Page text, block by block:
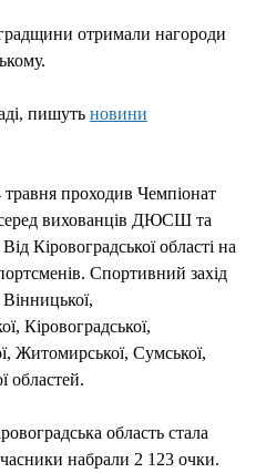
отримали нагороди
пишуть новини
проходив Чемпіонат
серед вихованців ДЮСШ та
Кіровоградської області на
Спортивний захід
Кіровоградської,
Житомирської, Сумської,
областей.
область стала
набрали 2 123 очки.